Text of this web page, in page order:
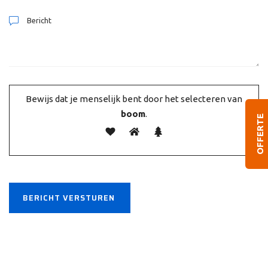
Bewijs dat je menselijk bent door het selecteren van
boom. OFFERTE